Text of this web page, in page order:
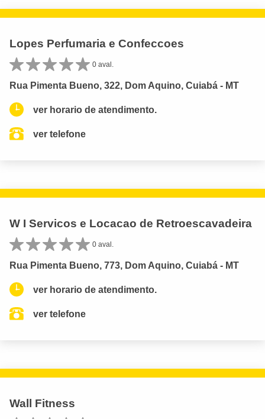
Lopes Perfumaria e Confeccoes
0 aval.
Rua Pimenta Bueno, 322, Dom Aquino, Cuiabá - MT
ver horario de atendimento.
ver telefone
W I Servicos e Locacao de Retroescavadeira
0 aval.
Rua Pimenta Bueno, 773, Dom Aquino, Cuiabá - MT
ver horario de atendimento.
ver telefone
Wall Fitness